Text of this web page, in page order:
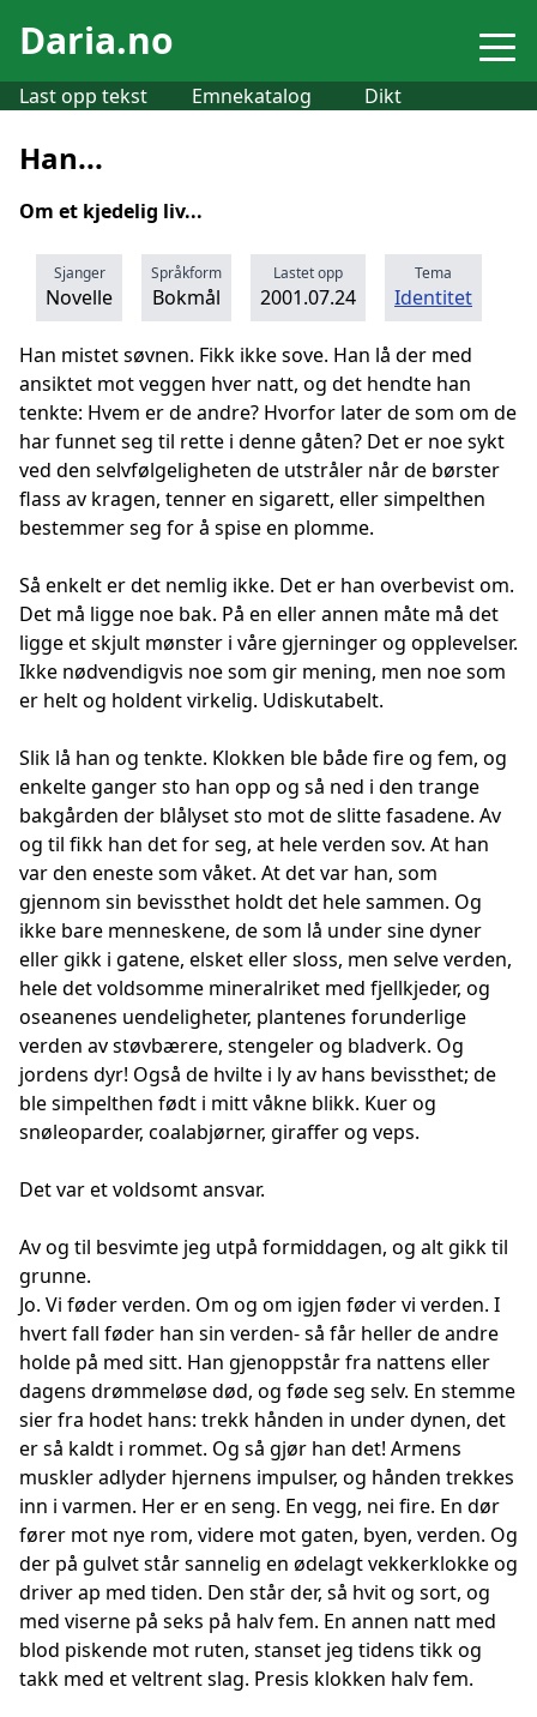
Daria.no
Last opp tekst Emnekatalog Dikt
Han...
Om et kjedelig liv...
Sjanger
Novelle
Språkform
Bokmål
Lastet opp
2001.07.24
Tema
Identitet
Han mistet søvnen. Fikk ikke sove. Han lå der med
ansiktet mot veggen hver natt, og det hendte han
tenkte: Hvem er de andre? Hvorfor later de som om de
har funnet seg til rette i denne gåten? Det er noe sykt
ved den selvfølgeligheten de utstråler når de børster
flass av kragen, tenner en sigarett, eller simpelthen
bestemmer seg for å spise en plomme.
Så enkelt er det nemlig ikke. Det er han overbevist om.
Det må ligge noe bak. På en eller annen måte må det
ligge et skjult mønster i våre gjerninger og opplevelser.
Ikke nødvendigvis noe som gir mening, men noe som
er helt og holdent virkelig. Udiskutabelt.
Slik lå han og tenkte. Klokken ble både fire og fem, og
enkelte ganger sto han opp og så ned i den trange
bakgården der blålyset sto mot de slitte fasadene. Av
og til fikk han det for seg, at hele verden sov. At han
var den eneste som våket. At det var han, som
gjennom sin bevissthet holdt det hele sammen. Og
ikke bare menneskene, de som lå under sine dyner
eller gikk i gatene, elsket eller sloss, men selve verden,
hele det voldsomme mineralriket med fjellkjeder, og
oseanenes uendeligheter, plantenes forunderlige
verden av støvbærere, stengeler og bladverk. Og
jordens dyr! Også de hvilte i ly av hans bevissthet; de
ble simpelthen født i mitt våkne blikk. Kuer og
snøleoparder, coalabjørner, giraffer og veps.
Det var et voldsomt ansvar.
Av og til besvimte jeg utpå formiddagen, og alt gikk til
grunne.
Jo. Vi føder verden. Om og om igjen føder vi verden. I
hvert fall føder han sin verden- så får heller de andre
holde på med sitt. Han gjenoppstår fra nattens eller
dagens drømmeløse død, og føde seg selv. En stemme
sier fra hodet hans: trekk hånden in under dynen, det
er så kaldt i rommet. Og så gjør han det! Armens
muskler adlyder hjernens impulser, og hånden trekkes
inn i varmen. Her er en seng. En vegg, nei fire. En dør
fører mot nye rom, videre mot gaten, byen, verden. Og
der på gulvet står sannelig en ødelagt vekkerklokke og
driver ap med tiden. Den står der, så hvit og sort, og
med viserne på seks på halv fem. En annen natt med
blod piskende mot ruten, stanset jeg tidens tikk og
takk med et veltrent slag. Presis klokken halv fem.